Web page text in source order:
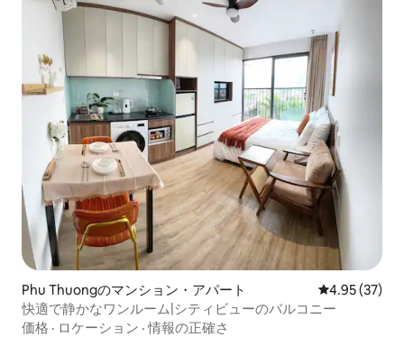
Phu Thuongのマンション・アパート レビュー37
4.95 (37)
快適で静かなワンルーム|シティビューのバルコニー
価格 · ロケーション ·情報の正確さ